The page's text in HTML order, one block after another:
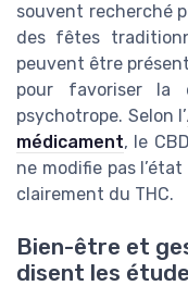
souvent recherché
des fêtes
peuvent être
pour favoriser la
psychotrope. Selon l’
médicament, le
ne modifie pas
clairement du THC.
Bien-être et
disent les